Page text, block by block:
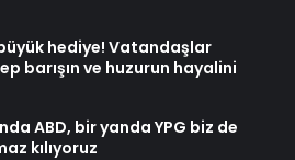
hediye! Vatandaşlar
barışın ve huzurun hayalini
ABD, bir yanda YPG biz de
kılıyoruz